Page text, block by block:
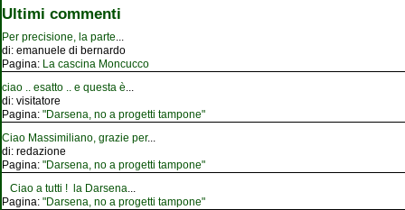
Ultimi commenti
Per precisione, la parte...
di: emanuele di bernardo
Pagina: La cascina Moncucco
ciao .. esatto .. e questa è...
di: visitatore
Pagina: "Darsena, no a progetti tampone"
Ciao Massimiliano, grazie per...
di: redazione
Pagina: "Darsena, no a progetti tampone"
Ciao a tutti ! la Darsena...
Pagina: "Darsena, no a progetti tampone"